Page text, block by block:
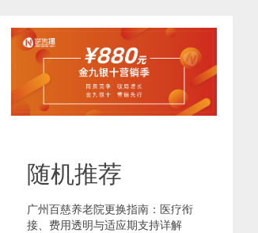
随机推荐
广州百慈养老院更换指南：医疗衔
接、费用透明与适应期支持详解